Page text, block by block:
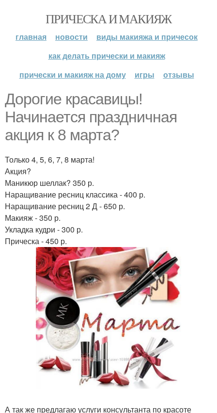
ПРИЧЕСКА И МАКИЯЖ
главная новости
виды макияжа и причесок
как делать прически и макияж
прически и макияж на дому
игры отзывы
Дорогие красавицы!
Начинается праздничная
акция к 8 марта?
Только 4, 5, 6, 7, 8 марта!
Акция?
Маникюр шеллак? 350 р.
Наращивание ресниц классика - 400 р.
Наращивание ресниц 2 Д - 650 р.
Макияж - 350 р.
Укладка кудри - 300 р.
Прическа - 450 р.
А так же предлагаю услуги консультанта по красоте